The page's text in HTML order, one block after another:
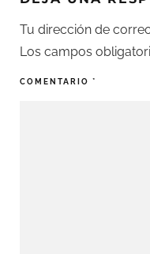
Tu dirección de
Los campos
COMENTARIO *